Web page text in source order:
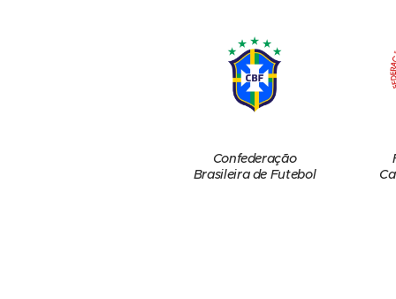
Confederação
Brasileira de Futebol